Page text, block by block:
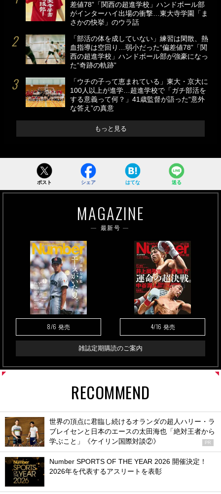
差値78”「関西の超進学校」ハンドボール部
がインターハイ出場の衝撃…東大寺学園「ま
さかの快挙」のウラ話
「部活の体を成していない」練習は閑散、熱
血指導は空回り…弱小だった“偏差値78”「関
西の超進学校」ハンドボール部が強豪になっ
た“奇跡の軌跡”
「ウチの子って恵まれている」東大・京大に
100人以上が進学…超進学校で「ガチ部活を
する意義って何？」41歳監督が語った“意外
な答え”の真意
もっと見る
ポスト シェア はてな 送る
MAGAZINE
最新号
8/6 発売 4/16 発売
雑誌定期購読のご案内
RECOMMEND
世界の頂点に君臨し続けるオランダの超人ハリー・ラ
ブレイセンと日本のエースの太田海也「絶対王者から
学ぶこと」《ケイリン国際対談②》
PR
Number SPORTS OF THE YEAR 2026 開催決定！
2026年を代表するアスリートを表彰